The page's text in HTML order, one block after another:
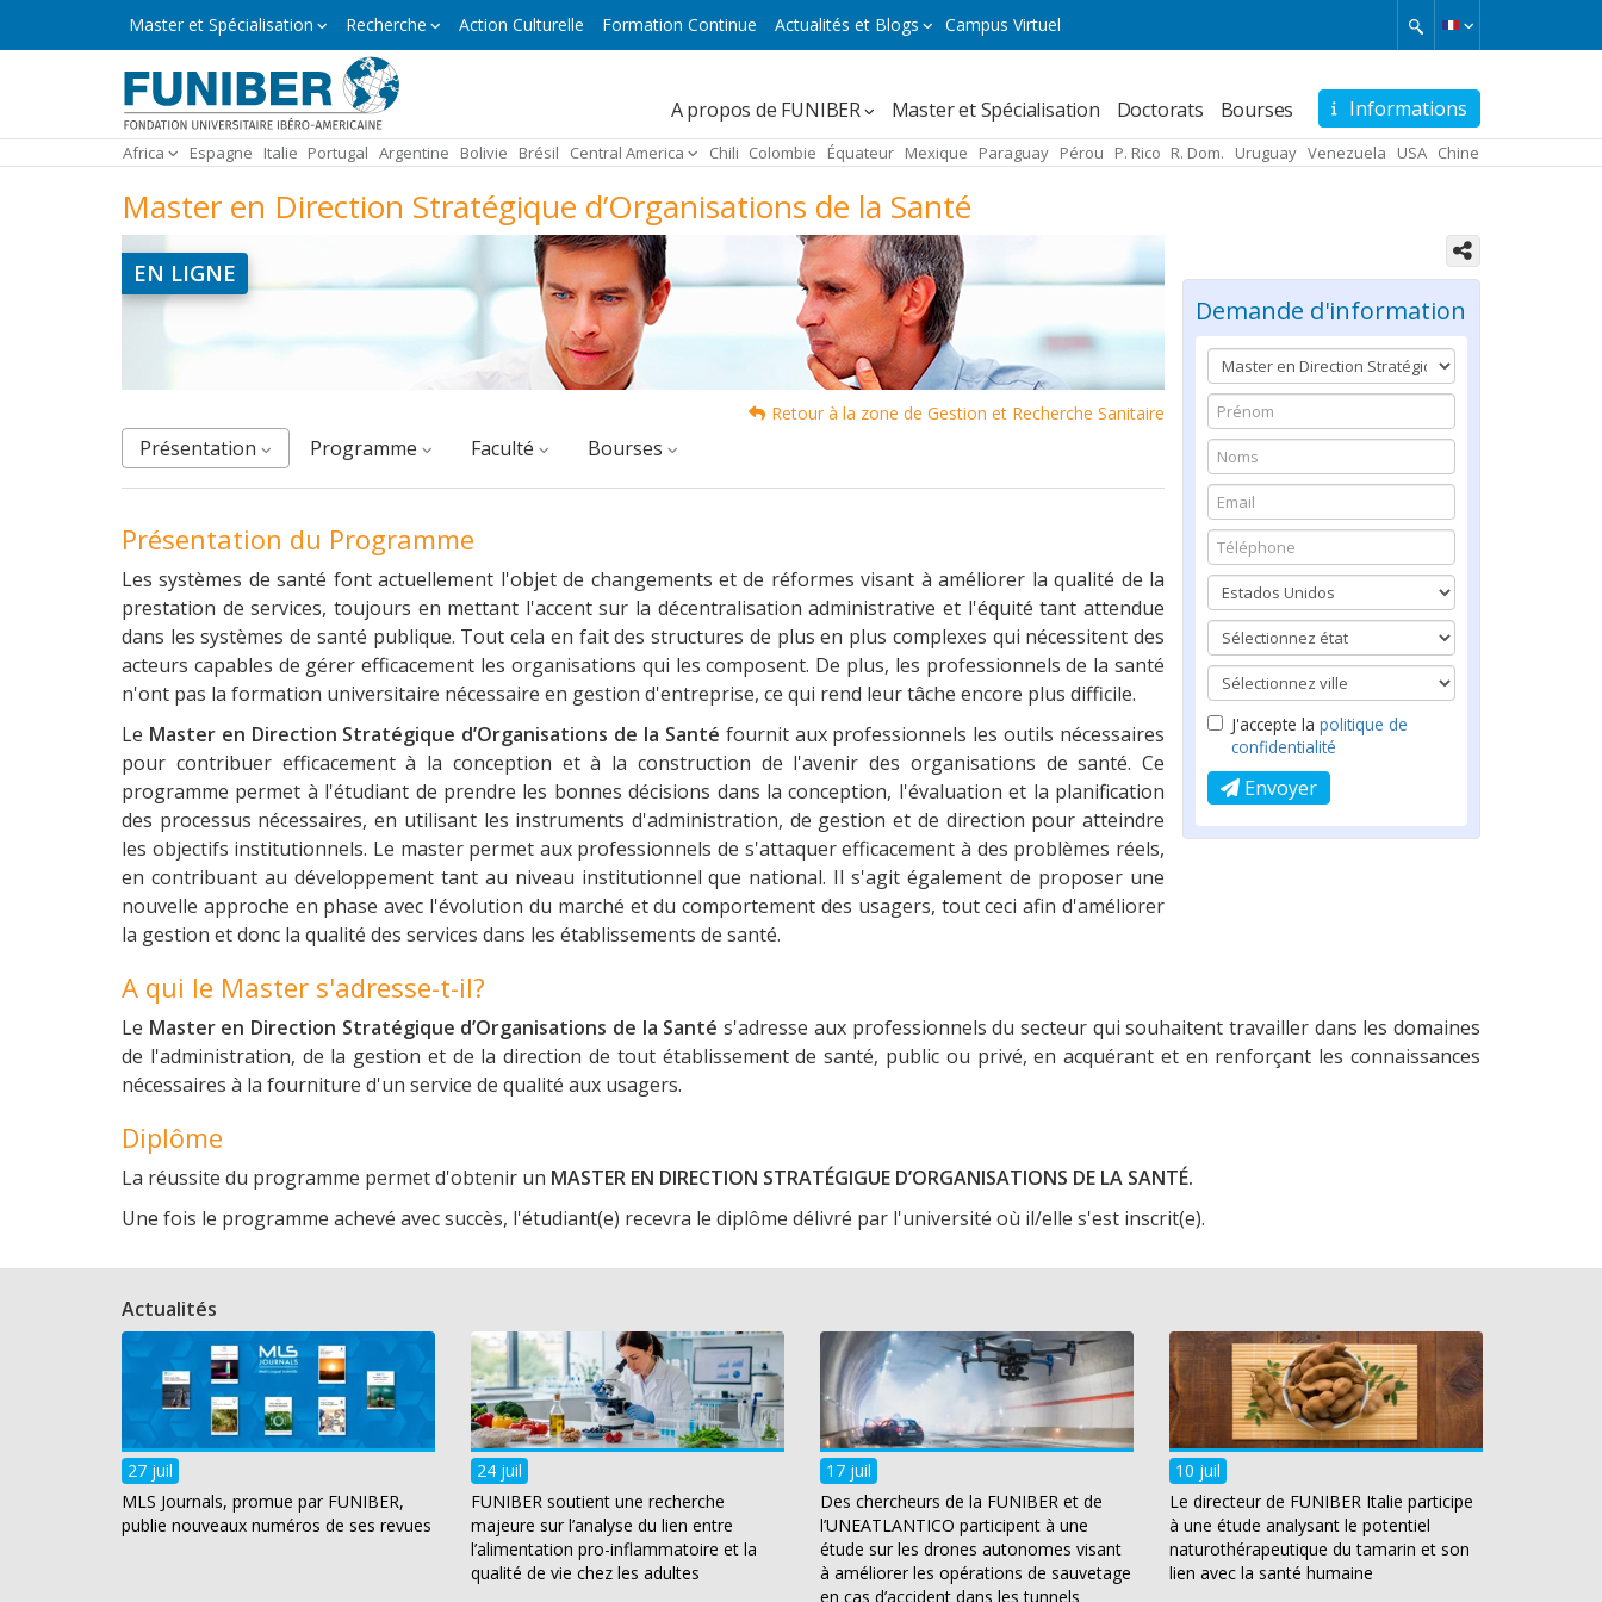
et
Master et Spécialisation Recherche Action Culturelle Formation Continue Actualités et Blogs Campus Virtuel
Informations
Navegación
principal
A propos de FUNIBER Master et Spécialisation Doctorats Bourses
Africa Espagne Italie Portugal Argentine Bolivie Brésil Central America Chili Colombie Équateur Mexique Paraguay Pérou P. Rico R. Dom. Uruguay Venezuela USA Chine
Master en Direction Stratégique d’Organisations de la Santé
Demande d'information
J'accepte la politique de
confidentialité
Envoyer
EN LIGNE
Retour à la zone de Gestion et Recherche Sanitaire
Présentation Programme faculté Bourses
Présentation du Programme
Les systèmes de santé font actuellement l'objet de changements et de réformes visant à améliorer la qualité de la
prestation de services, toujours en mettant l'accent sur la décentralisation administrative et l'équité tant attendue
dans les systèmes de santé publique. Tout cela en fait des structures de plus en plus complexes qui nécessitent des
acteurs capables de gérer efficacement les organisations qui les composent. De plus, les professionnels de la santé
n'ont pas la formation universitaire nécessaire en gestion d'entreprise, ce qui rend leur tâche encore plus difficile.
Le Master en Direction Stratégique d’Organisations de la Santé fournit aux professionnels les outils nécessaires
pour contribuer efficacement à la conception et à la construction de l'avenir des organisations de santé. Ce
programme permet à l'étudiant de prendre les bonnes décisions dans la conception, l'évaluation et la planification
des processus nécessaires, en utilisant les instruments d'administration, de gestion et de direction pour atteindre
les objectifs institutionnels. Le master permet aux professionnels de s'attaquer efficacement à des problèmes réels,
en contribuant au développement tant au niveau institutionnel que national. Il s'agit également de proposer une
nouvelle approche en phase avec l'évolution du marché et du comportement des usagers, tout ceci afin d'améliorer
la gestion et donc la qualité des services dans les établissements de santé.
A qui le Master s'adresse-t-il?
Le Master en Direction Stratégique d’Organisations de la Santé s'adresse aux professionnels du secteur qui souhaitent travailler dans les domaines
de l'administration, de la gestion et de la direction de tout établissement de santé, public ou privé, en acquérant et en renforçant les connaissances
nécessaires à la fourniture d'un service de qualité aux usagers.
Diplôme
La réussite du programme permet d'obtenir un MASTER EN DIRECTION STRATÉGIGUE D’ORGANISATIONS DE LA SANTÉ.
Une fois le programme achevé avec succès, l'étudiant(e) recevra le diplôme délivré par l'université où il/elle s'est inscrit(e).
Actualités
27 juil
MLS Journals, promue par FUNIBER,
publie nouveaux numéros de ses revues
24 juil
FUNIBER soutient une recherche
majeure sur l’analyse du lien entre
l’alimentation pro-inflammatoire et la
qualité de vie chez les adultes
17 juil
Des chercheurs de la FUNIBER et de
l’UNEATLANTICO participent à une
étude sur les drones autonomes visant
à améliorer les opérations de sauvetage
en cas d’accident dans les tunnels
10 juil
Le directeur de FUNIBER Italie participe
à une étude analysant le potentiel
naturothérapeutique du tamarin et son
lien avec la santé humaine